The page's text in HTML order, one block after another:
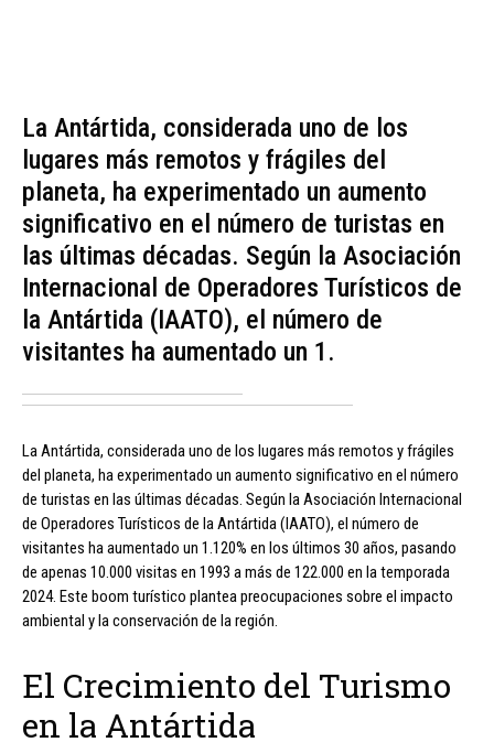
La Antártida, considerada uno de los
lugares más remotos y frágiles del
planeta, ha experimentado un aumento
significativo en el número de turistas en
las últimas décadas. Según la Asociación
Internacional de Operadores Turísticos de
la Antártida (IAATO), el número de
visitantes ha aumentado un 1.
La Antártida, considerada uno de los lugares más remotos y frágiles
del planeta, ha experimentado un aumento significativo en el número
de turistas en las últimas décadas. Según la Asociación Internacional
de Operadores Turísticos de la Antártida (IAATO), el número de
visitantes ha aumentado un 1.120% en los últimos 30 años, pasando
de apenas 10.000 visitas en 1993 a más de 122.000 en la temporada
2024. Este boom turístico plantea preocupaciones sobre el impacto
ambiental y la conservación de la región.
El Crecimiento del Turismo
en la Antártida